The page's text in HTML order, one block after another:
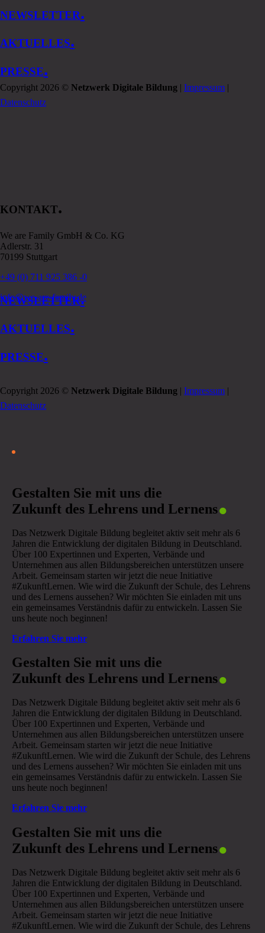
NEWSLETTER.
AKTUELLES.
PRESSE.
Copyright 2026 © Netzwerk Digitale Bildung | Impressum |
Datenschutz
KONTAKT.
We are Family GmbH & Co. KG
Adlerstr. 31
70199 Stuttgart
+49 (0) 711 925 386 -0
info@we-are-family.de
NEWSLETTER.
AKTUELLES.
PRESSE.
Copyright 2026 © Netzwerk Digitale Bildung | Impressum |
Datenschutz
Gestalten Sie mit uns die
Zukunft des Lehrens und Lernens.
Das Netzwerk Digitale Bildung begleitet aktiv seit mehr als 6
Jahren die Entwicklung der digitalen Bildung in Deutschland.
Über 100 Expertinnen und Experten, Verbände und
Unternehmen aus allen Bildungsbereichen unterstützen unsere
Arbeit. Gemeinsam starten wir jetzt die neue Initiative
#ZukunftLernen. Wie wird die Zukunft der Schule, des Lehrens
und des Lernens aussehen? Wir möchten Sie einladen mit uns
ein gemeinsames Verständnis dafür zu entwickeln. Lassen Sie
uns heute noch beginnen!
Erfahren Sie mehr
Gestalten Sie mit uns die
Zukunft des Lehrens und Lernens.
Das Netzwerk Digitale Bildung begleitet aktiv seit mehr als 6
Jahren die Entwicklung der digitalen Bildung in Deutschland.
Über 100 Expertinnen und Experten, Verbände und
Unternehmen aus allen Bildungsbereichen unterstützen unsere
Arbeit. Gemeinsam starten wir jetzt die neue Initiative
#ZukunftLernen. Wie wird die Zukunft der Schule, des Lehrens
und des Lernens aussehen? Wir möchten Sie einladen mit uns
ein gemeinsames Verständnis dafür zu entwickeln. Lassen Sie
uns heute noch beginnen!
Erfahren Sie mehr
Gestalten Sie mit uns die
Zukunft des Lehrens und Lernens.
Das Netzwerk Digitale Bildung begleitet aktiv seit mehr als 6
Jahren die Entwicklung der digitalen Bildung in Deutschland.
Über 100 Expertinnen und Experten, Verbände und
Unternehmen aus allen Bildungsbereichen unterstützen unsere
Arbeit. Gemeinsam starten wir jetzt die neue Initiative
#ZukunftLernen. Wie wird die Zukunft der Schule, des Lehrens